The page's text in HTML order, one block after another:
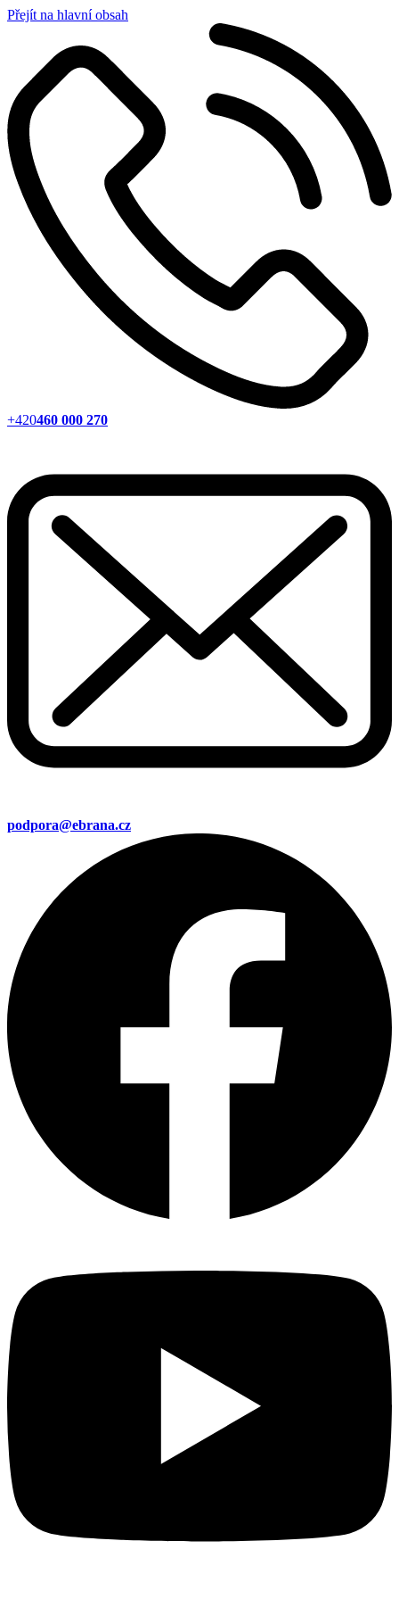
Přejít na hlavní obsah
+420460 000 270
podpora@ebrana.cz